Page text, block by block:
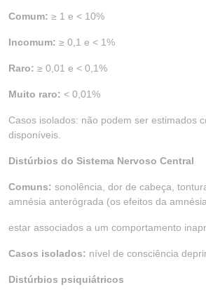
Comum: ≥ 1 e < 10%
Incomum: ≥ 0,1 e < 1%
Raro: ≥ 0,01 e < 0,1%
Muito raro: < 0,01%
Casos isolados: não podem ser estimados
disponíveis.
Distúrbios do Sistema Nervoso Central
Comuns: sonolência, dor de cabeça,
amnésia anterógrada (os efeitos da
estar associados a um comportamento
Casos isolados: nível de consciência
Distúrbios psiquiátricos